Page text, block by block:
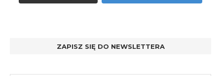
ZAPISZ SIĘ DO NEWSLETTERA